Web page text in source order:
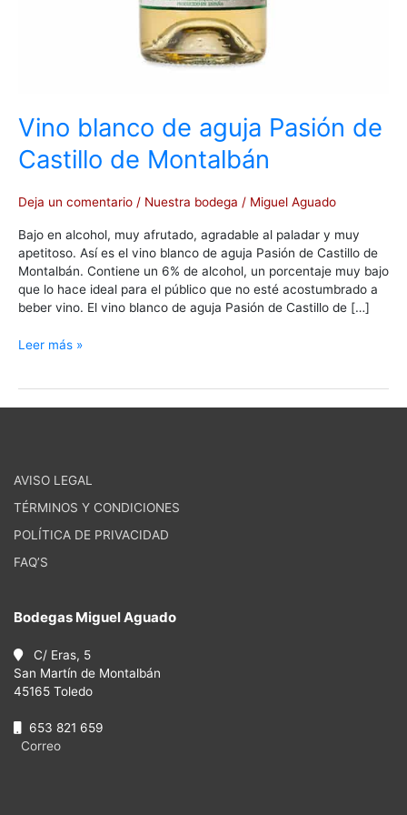
Vino blanco de aguja Pasión de
Castillo de Montalbán
Deja un comentario / Nuestra bodega / Miguel Aguado
Bajo en alcohol, muy afrutado, agradable al paladar y muy
apetitoso. Así es el vino blanco de aguja Pasión de Castillo de
Montalbán. Contiene un 6% de alcohol, un porcentaje muy bajo
que lo hace ideal para el público que no esté acostumbrado a
beber vino. El vino blanco de aguja Pasión de Castillo de […]
Leer más »
AVISO LEGAL
TÉRMINOS Y CONDICIONES
POLÍTICA DE PRIVACIDAD
FAQ’S
Bodegas Miguel Aguado
C/ Eras, 5
San Martín de Montalbán
45165 Toledo
653 821 659
Correo